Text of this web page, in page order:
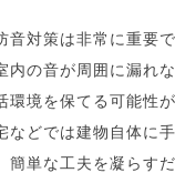
音対策は非常に重要
内の音が周囲に漏れ
環境を保てる可能性
などでは建物自体に
簡単な工夫を凝らす